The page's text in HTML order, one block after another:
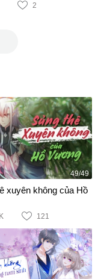
2
49/49
xuyên không của Hồ
121